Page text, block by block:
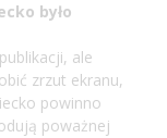
było
ale
zrzut ekranu,
powinno
poważnej